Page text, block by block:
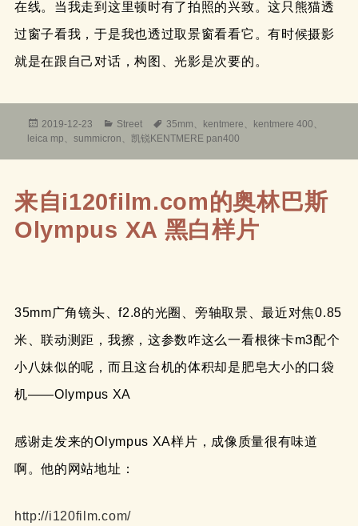
在线。当我走到这里顿时有了拍照的兴致。这只熊猫透
过窗子看我，于是我也透过取景窗看看它。有时候摄影
就是在跟自己对话，构图、光影是次要的。
发
布
2019-12-23
分
类
Street
标
签
35mm 、 kentmere 、 kentmere 400 、
leica mp 、summicron 、凯锐KENTMERE pan400
来自i120film.com的奥林巴斯
Olympus XA 黑白样片
35mm广角镜头、f2.8的光圈、旁轴取景、最近对焦0.85
米、联动测距，我擦，这参数咋这么一看根徕卡m3配个
小八妹似的呢，而且这台机的体积却是肥皂大小的口袋
机——Olympus XA
感谢走发来的Olympus XA样片，成像质量很有味道
啊。他的网站地址：
http://i120film.com/